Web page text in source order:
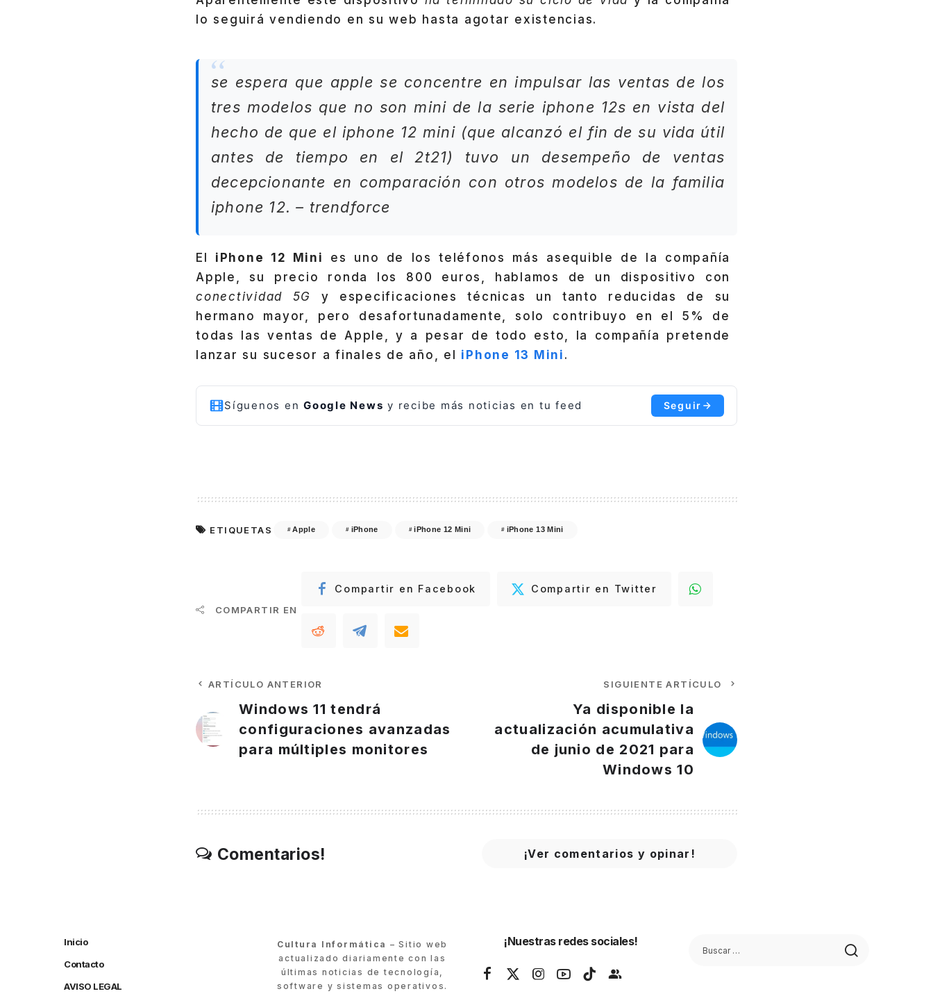
lo seguirá vendiendo en su web hasta agotar existencias.
se espera que apple se concentre en impulsar las ventas de los
tres modelos que no son mini de la serie iphone 12s en vista del
hecho de que el iphone 12 mini (que alcanzó el fin de su vida útil
antes de tiempo en el 2t21) tuvo un desempeño de ventas
decepcionante en comparación con otros modelos de la familia
iphone 12. – trendforce
El iPhone 12 Mini
es uno de los teléfonos más asequible de la compañía
Apple, su precio ronda los 800 euros, hablamos de un dispositivo con
conectividad 5G
y especificaciones técnicas un tanto reducidas de su
hermano mayor, pero desafortunadamente, solo contribuyo en el 5% de
todas las ventas de Apple, y a pesar de todo esto, la compañía pretende
lanzar su sucesor a finales de año, el iPhone 13 Mini .
Síguenos en Google News y recibe más noticias en tu feed Seguir
ETIQUETAS Apple iPhone iPhone 12 Mini iPhone 13 Mini
COMPARTIR EN
Compartir en Facebook Compartir en Twitter
ARTÍCULO ANTERIOR
Windows 11 tendrá
configuraciones avanzadas
para múltiples monitores
SIGUIENTE ARTÍCULO
Ya disponible la
actualización acumulativa
de junio de 2021 para
Windows 10
Comentarios! ¡Ver comentarios y opinar!
Inicio
Contacto
AVISO LEGAL
Cultura Informática – Sitio web
actualizado diariamente con las
últimas noticias de tecnología,
software y sistemas operativos.
¡Nuestras redes sociales!